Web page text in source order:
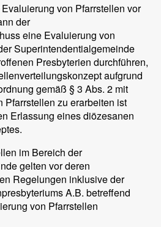
von Pfarrstellen vor
der
eine Evaluierung von
Superintendentialgemeinde
Presbyterien durchführen,
aufgrund
gemäß § 3 Abs. 2 mit
Pfarrstellen zu erarbeiten ist
Erlassung eines diözesanen
im Bereich der
gelten vor deren
Regelungen inklusive der
A.B. betreffend
von Pfarrstellen